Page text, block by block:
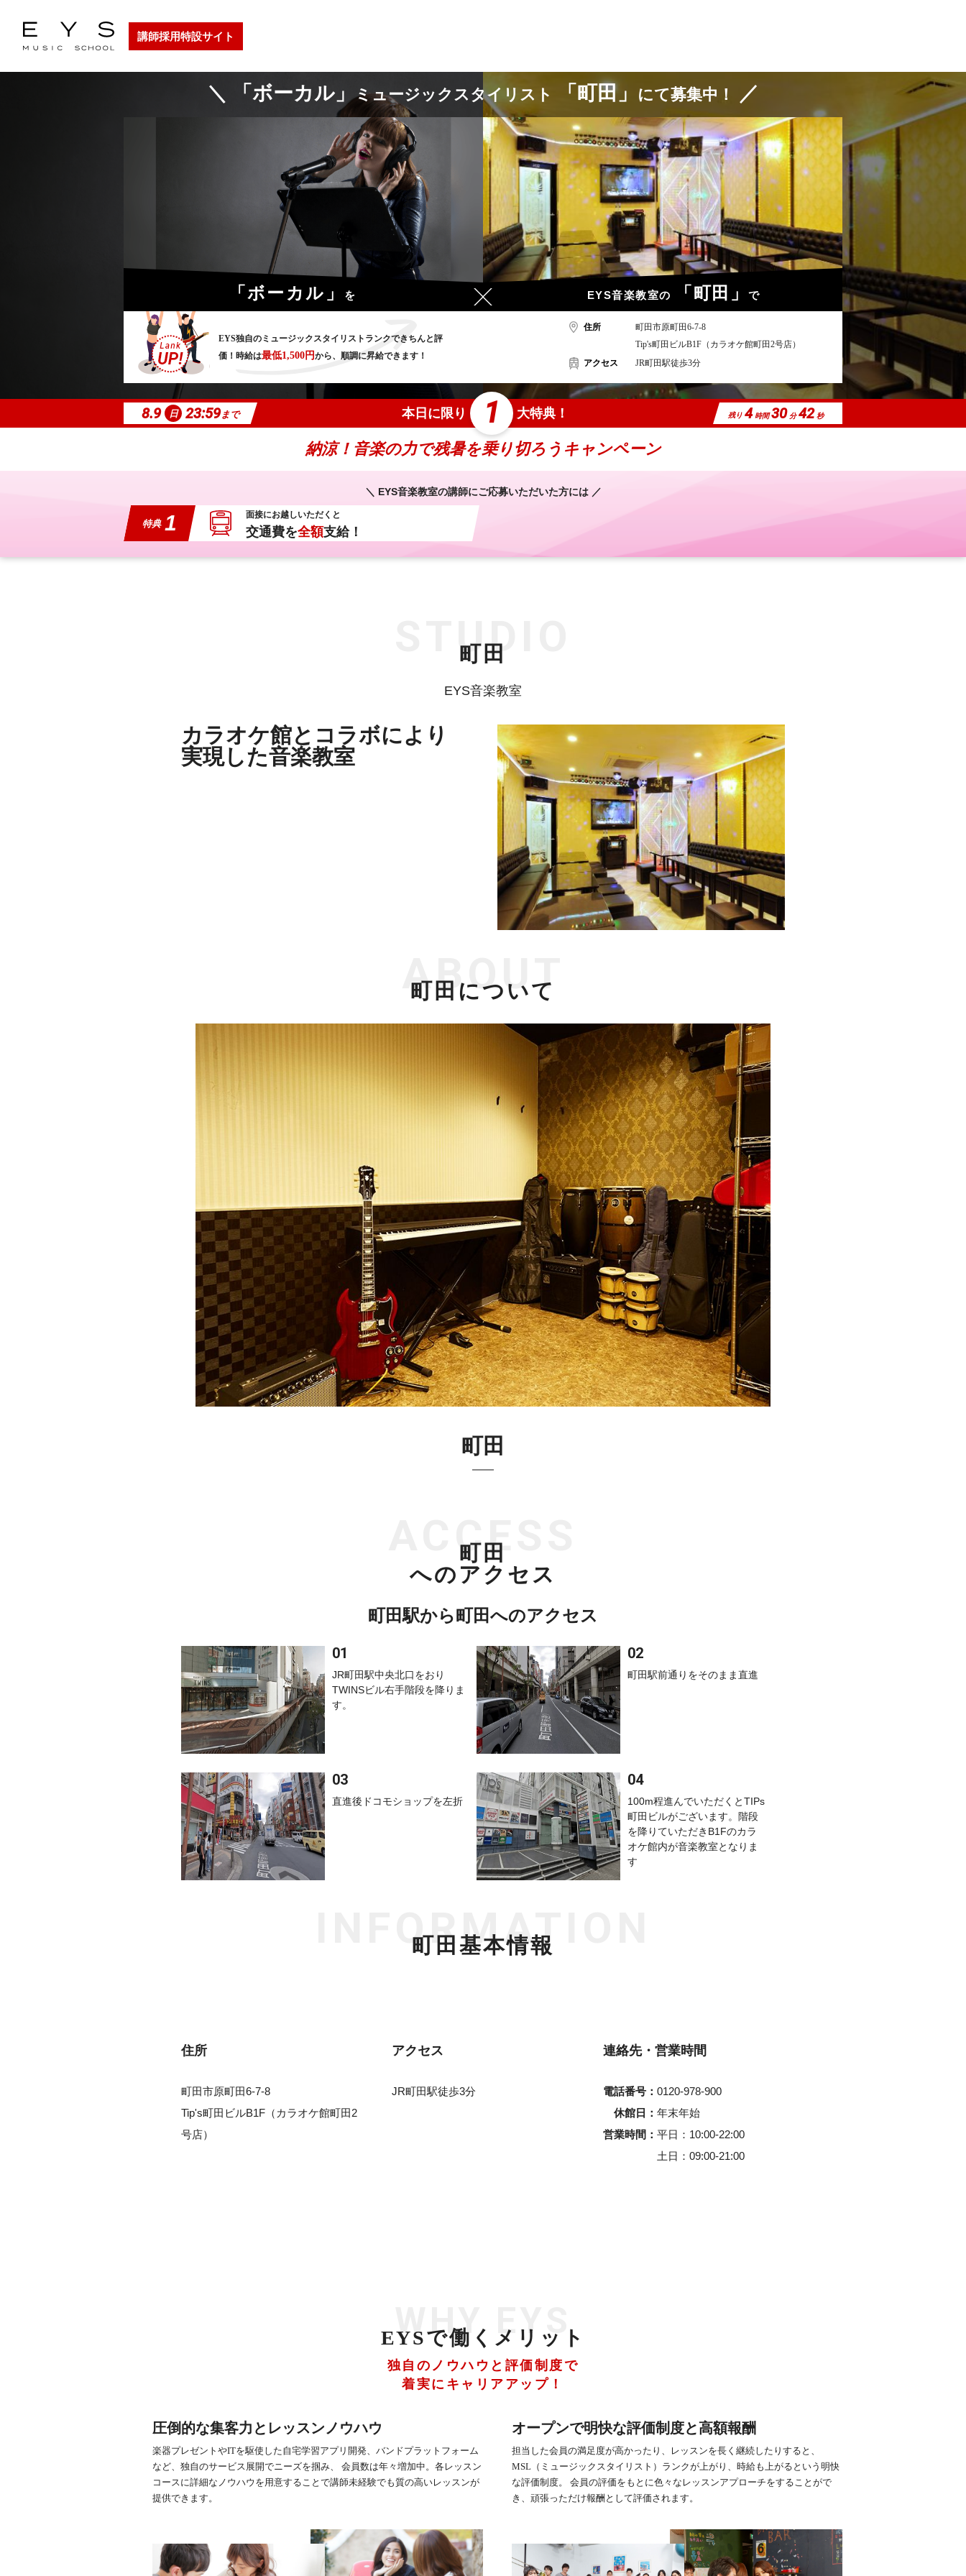
講師採用特設サイト
＼ 「ボーカル」ミュージックスタイリスト 「町田」 にて募集中！ ／
「ボーカル」 を
EYS独自のミュージックスタイリストランクできちんと評
価！ 時給は最低1,500円から、 順調に昇給できます！
EYS音楽教室の 「町田」 で
住所
アクセス
町田市原町田6-7-8
Tip's町田ビルB1F（カラオケ館町田2号店）
JR町田駅徒歩3分
8.9 日 23:59まで 本日に限り 1 大特典！ 残り 4 時間 30 分 40 秒
納涼！音楽の力で残暑を乗り切ろうキャンペーン
＼ EYS音楽教室の講師にご応募いただいた方には ／
特典 1 面接にお越しいただくと
交通費を全額支給！
町田
STUDIO
EYS音楽教室
カラオケ館とコラボにより
実現した音楽教室
町田について
ABOUT
町田
町田
へのアクセス
ACCESS
町田駅から町田へのアクセス
JR町田駅中央北口をおり
TWINSビル右手階段を降りま
す。
町田駅前通りをそのまま直進
直進後ドコモショップを左折
100m程進んでいただくとTIPs
町田ビルがございます。階段
を降りていただきB1Fのカラ
オケ館内が音楽教室となりま
す
町田基本情報
INFORMATION
住所
町田市原町田6-7-8
Tip's町田ビルB1F（カラオケ館町田2
号店）
アクセス
JR町田駅徒歩3分
連絡先・営業時間
電話番号
0120-978-900
休館日
年末年始
営業時間
平日
10:00-22:00
土日
09:00-21:00
EYSで働くメリット
WHY EYS
独自のノウハウと評価制度で
着実にキャリアアップ！
圧倒的な集客力とレッスンノウハウ
楽器プレゼントやITを駆使した自宅学習アプリ開発、バンドプラットフォーム
など、独自のサービス展開でニーズを掴み、 会員数は年々増加中。各レッスン
コースに詳細なノウハウを用意することで講師未経験でも質の高いレッスンが
提供できます。
オープンで明快な評価制度と高額報酬
担当した会員の満足度が高かったり、レッスンを長く継続したりすると、
MSL（ミュージックスタイリスト）ランクが上がり、時給も上がるという明快
な評価制度。 会員の評価をもとに色々なレッスンアプローチをすることがで
き、頑張っただけ報酬として評価されます。